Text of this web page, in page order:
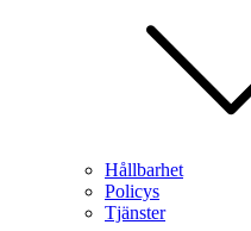
Hållbarhet
Policys
Tjänster